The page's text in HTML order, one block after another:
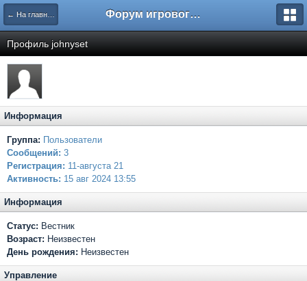
← На главную Форум игрового проекта Riverrise
Профиль johnyset
Информация
Группа: Пользователи
Сообщений: 3
Регистрация: 11-августа 21
Активность: 15 авг 2024 13:55
Информация
Статус: Вестник
Возраст: Неизвестен
День рождения: Неизвестен
Управление